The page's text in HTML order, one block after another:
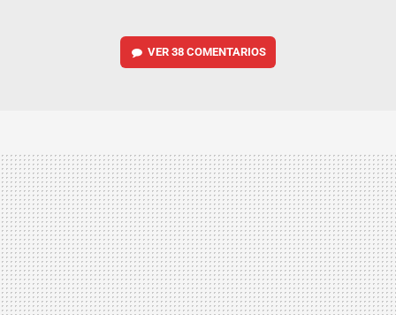
VER 38 COMENTARIOS